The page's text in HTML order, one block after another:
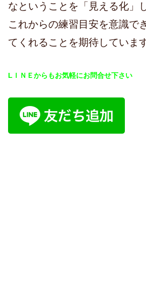
なということを「見える化」
これからの練習目安を意識で
てくれることを期待していま
LＩＮＥからもお気軽にお問合せ下さい